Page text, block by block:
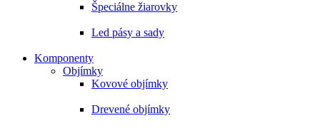
Špeciálne žiarovky
Led pásy a sady
Komponenty
Objímky
Kovové objímky
Drevené objímky